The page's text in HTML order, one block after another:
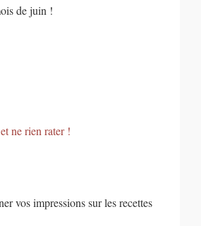
de juin !
ne rien rater !
vos impressions sur les recettes